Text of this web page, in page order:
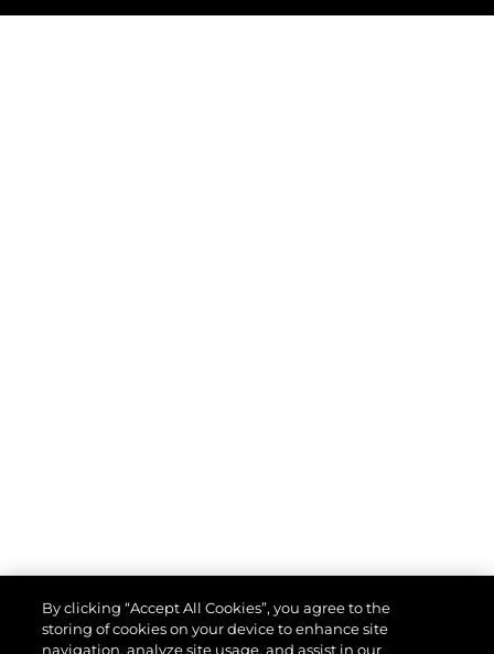
By clicking “Accept All Cookies”, you agree to the
storing of cookies on your device to enhance site
navigation, analyze site usage, and assist in our